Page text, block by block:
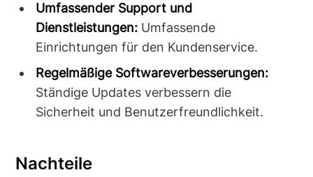
Umfassender Support und
Dienstleistungen: Umfassende
Einrichtungen für den Kundenservice.
Regelmäßige Softwareverbesserungen:
Ständige Updates verbessern die
Sicherheit und Benutzerfreundlichkeit.
Nachteile